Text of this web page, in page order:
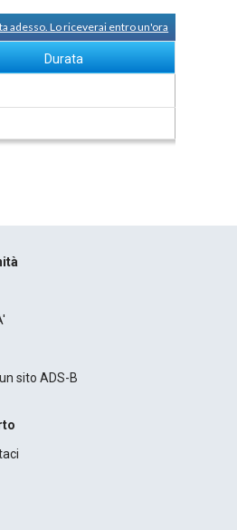
adesso. Lo riceverai entro un'ora
Durata
sito ADS-B